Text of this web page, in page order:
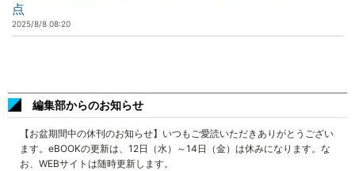
点
2025/8/8 08:20
編集部からのお知らせ
【お盆期間中の休刊のお知らせ】いつもご愛読いただきありがとうござい
ます。eBOOKの更新は、12日（水）～14日（金）は休みになります。な
お、WEBサイトは随時更新します。